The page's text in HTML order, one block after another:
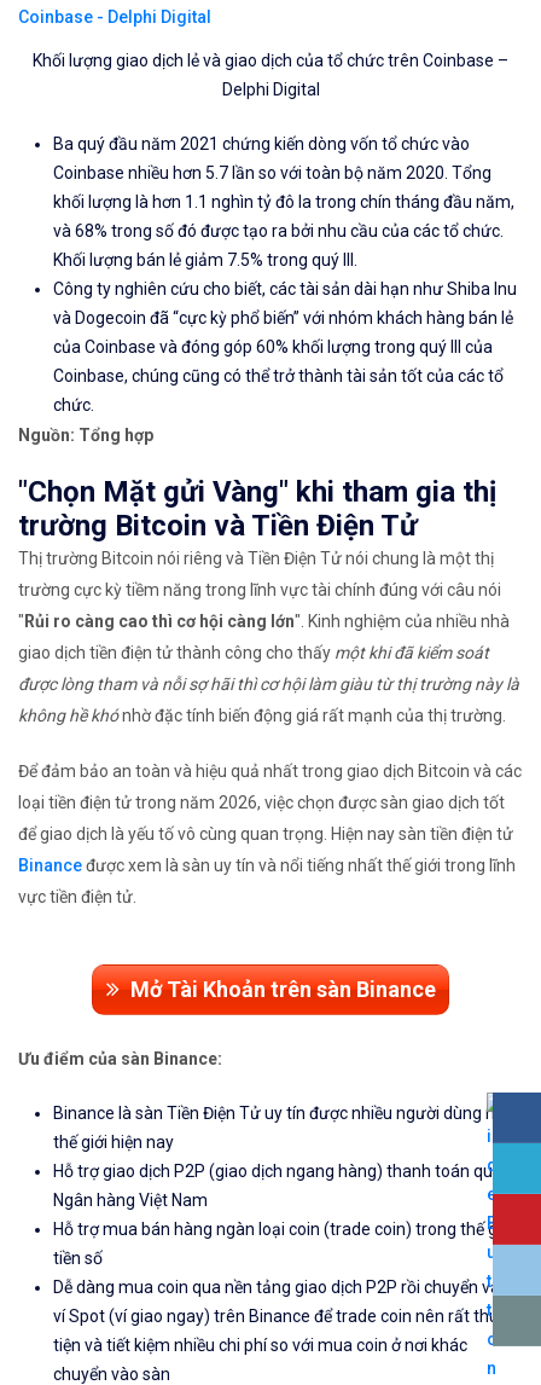
Khối lượng giao dịch lẻ và giao dịch của tổ chức trên Coinbase –
Delphi Digital
Ba quý đầu năm 2021 chứng kiến ​​dòng vốn tổ chức vào
Coinbase nhiều hơn 5.7 lần so với toàn bộ năm 2020. Tổng
khối lượng là hơn 1.1 nghìn tỷ đô la trong chín tháng đầu năm,
và 68% trong số đó được tạo ra bởi nhu cầu của các tổ chức.
Khối lượng bán lẻ giảm 7.5% trong quý III.
Công ty nghiên cứu cho biết, các tài sản dài hạn như Shiba Inu
và Dogecoin đã “cực kỳ phổ biến” với nhóm khách hàng bán lẻ
của Coinbase và đóng góp 60% khối lượng trong quý III của
Coinbase, chúng cũng có thể trở thành tài sản tốt của các tổ
chức.
Nguồn: Tổng hợp
"Chọn Mặt gửi Vàng" khi tham gia thị
trường Bitcoin và Tiền Điện Tử
Thị trường Bitcoin nói riêng và Tiền Điện Tử nói chung là một thị
trường cực kỳ tiềm năng trong lĩnh vực tài chính đúng với câu nói
"Rủi ro càng cao thì cơ hội càng lớn". Kinh nghiệm của nhiều nhà
giao dịch tiền điện tử thành công cho thấy một khi đã kiểm soát
được lòng tham và nỗi sợ hãi thì cơ hội làm giàu từ thị trường này là
không hề khónhờ đặc tính biến động giá rất mạnh của thị trường.
Để đảm bảo an toàn và hiệu quả nhất trong giao dịch Bitcoin và các
loại tiền điện tử trong năm 2026, việc chọn được sàn giao dịch tốt
để giao dịch là yếu tố vô cùng quan trọng. Hiện nay sàn tiền điện tử
Binanceđược xem là sàn uy tín và nổi tiếng nhất thế giới trong lĩnh
vực tiền điện tử.
Mở Tài Khoản trên sàn Binance
Ưu điểm của sàn Binance:
Binance là sàn Tiền Điện Tử uy tín được nhiều người dùng nhất
thế giới hiện nay
Hỗ trợ giao dịch P2P (giao dịch ngang hàng) thanh toán qua
Ngân hàng Việt Nam
Hỗ trợ mua bán hàng ngàn loại coin (trade coin) trong thế giới
tiền số
Dễ dàng mua coin qua nền tảng giao dịch P2P rồi chuyển vào
ví Spot (ví giao ngay) trên Binance để trade coin nên rất thuận
tiện và tiết kiệm nhiều chi phí so với mua coin ở nơi khác
chuyển vào sàn